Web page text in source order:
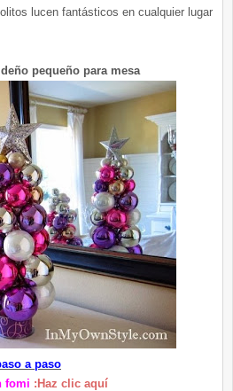
lucen fantásticos en cualquier lugar
pequeño para mesa
a paso
fomi :Haz clic aquí